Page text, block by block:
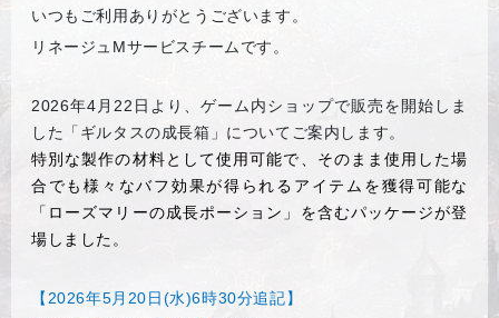
いつもご利用ありがとうございます。
リネージュMサービスチームです。
2026年4月22日より、ゲーム内ショップで販売を開始しま
した「ギルタスの成長箱」についてご案内します。
特別な製作の材料として使用可能で、そのまま使用した場
合でも様々なバフ効果が得られるアイテムを獲得可能な
「ローズマリーの成長ポーション」を含むパッケージが登
場しました。
【2026年5月20日(水)6時30分追記】